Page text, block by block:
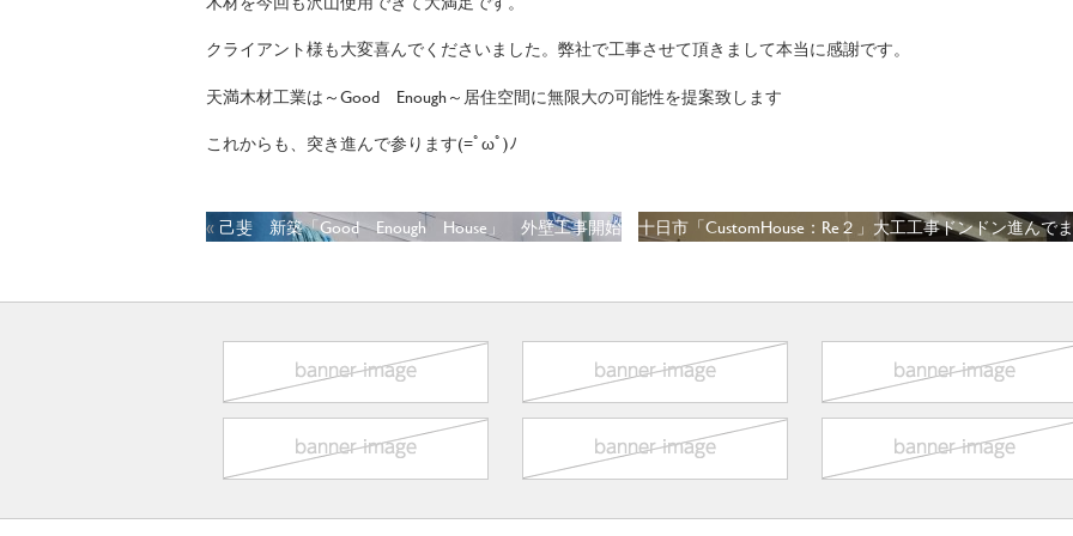
クライアント様も大変喜んでくださいました。弊社で工事させて頂きまして本当に感謝です。
天満木材工業は～Good Enough～居住空間に無限大の可能性を提案致します
これからも、突き進んで参ります(=ﾟωﾟ)ﾉ
«己斐 新築「Good Enough House」 外壁工事開始 十日市「CustomHouse：Re２」大工工事ドンドン進んで